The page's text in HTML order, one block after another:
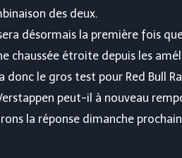
des deux.
désormais la première fois
chaussée étroite depuis les
donc le gros test pour Red Bull
peut-il à nouveau
la réponse dimanche